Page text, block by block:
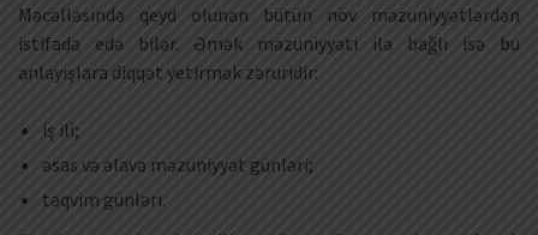
Məcəlləsində qeyd olunan bütün növ məzuniyyətlərdən
istifadə edə bilər. Əmək məzuniyyəti ilə bağlı isə bu
anlayışlara diqqət yetirmək zəruridir:
iş ili;
əsas və əlavə məzuniyyət günləri;
təqvim günləri.